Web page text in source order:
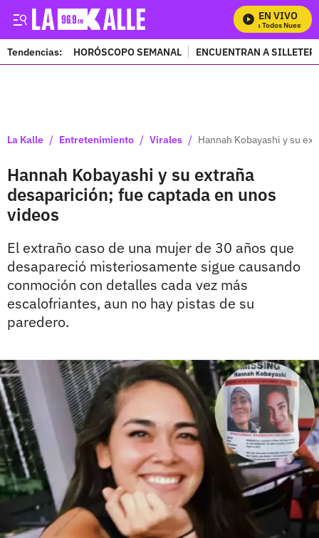
EN VIVO
Mira Todos Nuestros
Tendencias: HORÓSCOPO SEMANAL ENCUENTRAN A
La Kalle / Entretenimiento / Virales / Hannah Kobayashi y su
Hannah Kobayashi y su extraña
desaparición; fue captada en unos
videos
El extraño caso de una mujer de 30 años que
desapareció misteriosamente sigue causando
conmoción con detalles cada vez más
escalofriantes, aun no hay pistas de su
paredero.